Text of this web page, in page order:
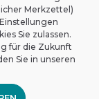
Merkzettel)
Sie zulassen.
für die Zukunft
Sie in unseren